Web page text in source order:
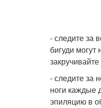
- следите за
бигуди
- следите за
ноги каждые
эпиляцию в